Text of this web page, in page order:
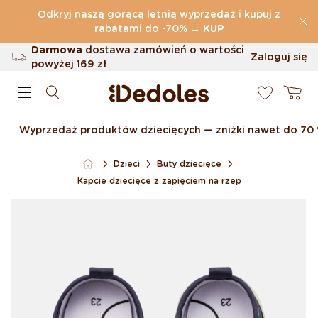
Przejdź do treści
Odkryj naszą gorącą letnią wyprzedaż i kupuj z
rabatami do -70% → KUP
(32.787 Opinie)
Darmowa dostawa zamówień o wartości
powyżej169 zł
Możliwość zwrotu w ciągu 100 dni
Zaloguj się
Koszyk
Wyprzedaż produktów dziecięcych — zniżki nawet do 70
Dzieci
Buty dziecięce
Kapcie dziecięce z zapięciem na rzep